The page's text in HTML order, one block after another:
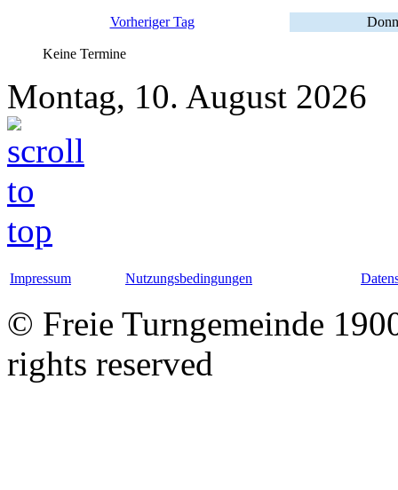
Vorheriger Tag
Keine Termine
Montag, 10. August 2026
Impressum Nutzungsbedingungen
© Freie Turngemeinde
rights reserved